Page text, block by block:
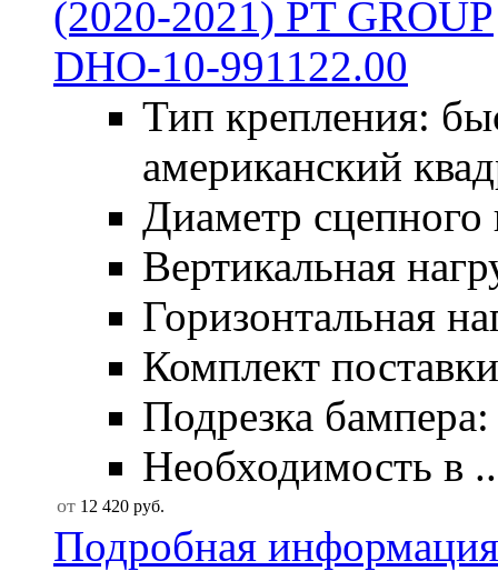
Тип крепления:
американский
Диаметр
Вертикальная
Горизонтальная
Комплект
Подрезка
Необходимость в
от 12 420 руб.
Подробная информация